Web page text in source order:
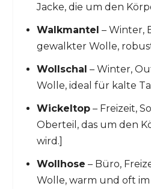
Jacke, die um den
Walkmantel – Winter,
gewalkter Wolle,
Wollschal – Winter,
Wolle, ideal für kalte
Wickeltop– Freizeit,
Oberteil, das um den
wird.]
Wollhose – Büro,
Wolle, warm und oft